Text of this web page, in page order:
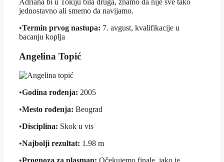
Adriana bi u Tokiju bila druga, znamo da nije sve tako
jednostavno ali smemo da navijamo.
•Termin prvog nastupa: 7. avgust, kvalifikacije u
bacanju koplja
Angelina Topić
•Godina rođenja: 2005
•Mesto rođenja: Beograd
•Disciplina: Skok u vis
•Najbolji rezultat: 1.98 m